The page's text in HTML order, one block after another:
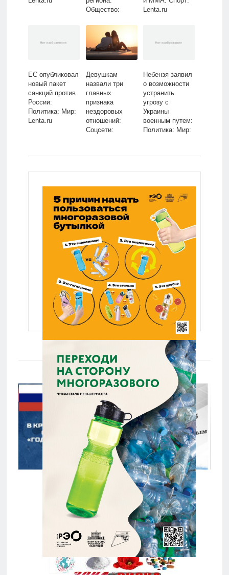
Общество:
Lenta.ru
ЕС опубликовал
новый пакет
санкций против
России:
Политика: Мир:
Lenta.ru
Девушкам
назвали три
главных
признака
нездоровых
отношений:
Coцсети:
Небензя заявил
о возможности
устранить
угрозу с
Украины
военным путем:
Политика: Мир: